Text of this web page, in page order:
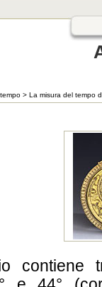
> La misura del tempo